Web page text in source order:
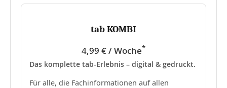
tab KOMBI
4,99 € / Woche*
Das komplette tab-Erlebnis – digital & gedruckt.
Für alle, die Fachinformationen auf allen